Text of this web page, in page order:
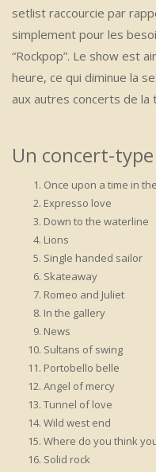
setlist raccourcie par
simplement pour les
“Rockpop”. Le show est
heure, ce qui diminue la
aux autres concerts de la
Un concert-
Once upon a time in
Expresso love
Down to the waterline
Lions
Single handed sailor
Skateaway
Romeo and Juliet
In the gallery
News
Sultans of swing
Portobello belle
Angel of mercy
Tunnel of love
Wild west end
Where do you think
Solid rock